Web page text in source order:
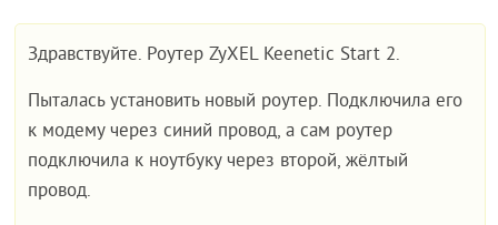
Здравствуйте. Роутер ZyXEL Keenetic Start 2.
Пыталась установить новый роутер. Подключила его
к модему через синий провод, а сам роутер
подключила к ноутбуку через второй, жёлтый
провод.